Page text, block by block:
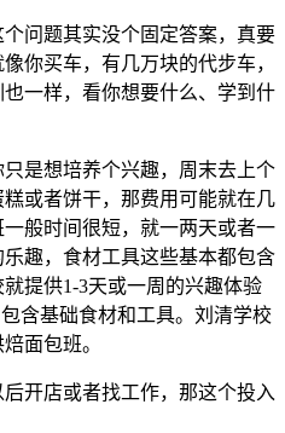
问题其实没个固定答案，真要
你买车，有几万块的代步车，
一样，看你想要什么、学到什
是想培养个兴趣，周末去上个
或者饼干，那费用可能就在几
般时间很短，就一两天或者一
趣，食材工具这些基本都包含
提供1-3天或一周的兴趣体验
含基础食材和工具。刘清学校
面包班。
开店或者找工作，那这个投入